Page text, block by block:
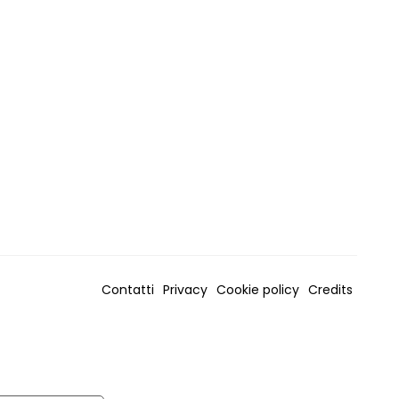
Contatti Privacy Cookie policy Credits